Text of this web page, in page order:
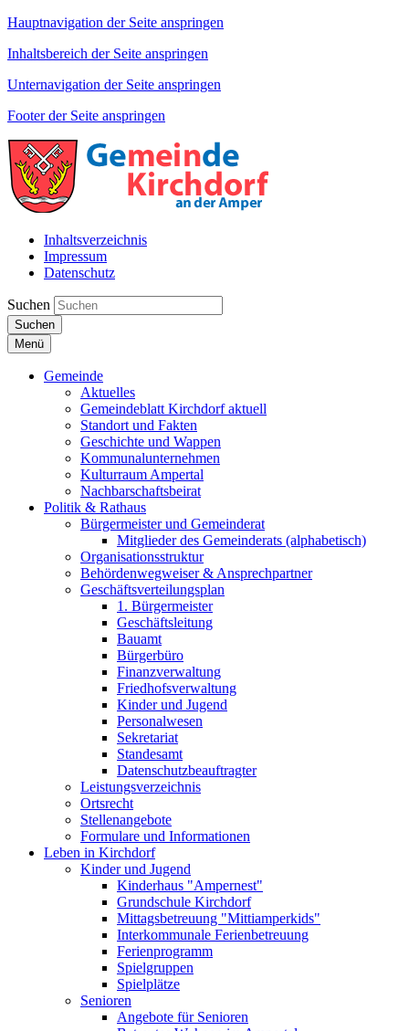
Hauptnavigation der Seite anspringen
Inhaltsbereich der Seite anspringen
Unternavigation der Seite anspringen
Footer der Seite anspringen
Inhaltsverzeichnis
Impressum
Datenschutz
Suchen
Suchen
Menü
Gemeinde
Aktuelles
Gemeindeblatt Kirchdorf aktuell
Standort und Fakten
Geschichte und Wappen
Kommunalunternehmen
Kulturraum Ampertal
Nachbarschaftsbeirat
Politik & Rathaus
Bürgermeister und Gemeinderat
Mitglieder des Gemeinderats (alphabetisch)
Organisationsstruktur
Behördenwegweiser & Ansprechpartner
Geschäftsverteilungsplan
1. Bürgermeister
Geschäftsleitung
Bauamt
Bürgerbüro
Finanzverwaltung
Friedhofsverwaltung
Kinder und Jugend
Personalwesen
Sekretariat
Standesamt
Datenschutzbeauftragter
Leistungsverzeichnis
Ortsrecht
Stellenangebote
Formulare und Informationen
Leben in Kirchdorf
Kinder und Jugend
Kinderhaus "Ampernest"
Grundschule Kirchdorf
Mittagsbetreuung "Mittiamperkids"
Interkommunale Ferienbetreuung
Ferienprogramm
Spielgruppen
Spielplätze
Senioren
Angebote für Senioren